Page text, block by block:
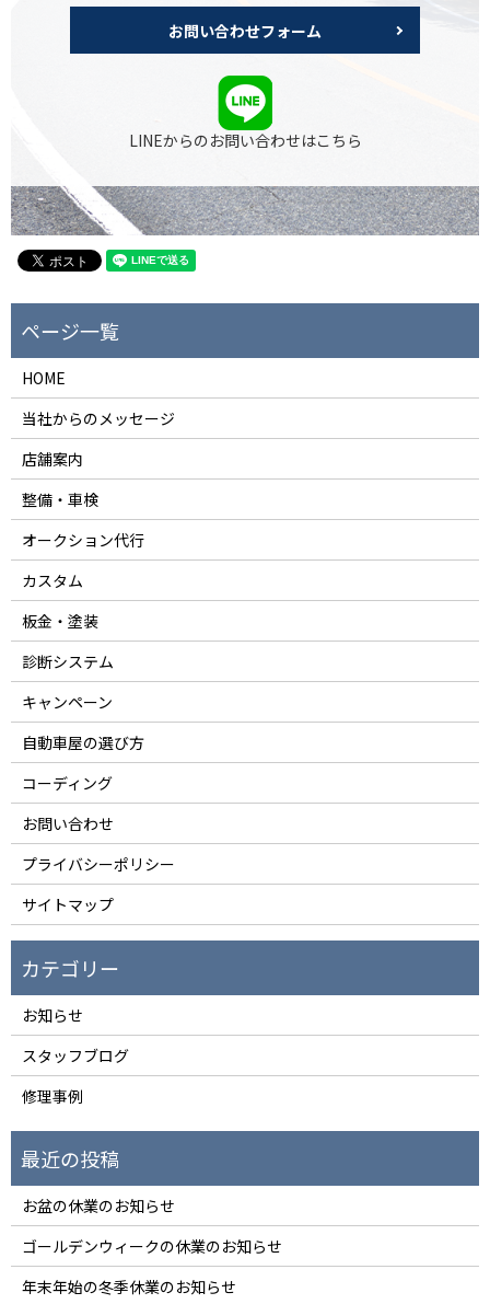
お問い合わせフォーム
LINEからのお問い合わせはこちら
HOME
当社からのメッセージ
店舗案内
整備・車検
オークション代行
カスタム
板金・塗装
診断システム
キャンペーン
自動車屋の選び方
コーディング
お問い合わせ
プライバシーポリシー
サイトマップ
お知らせ
スタッフブログ
修理事例
お盆の休業のお知らせ
ゴールデンウィークの休業のお知らせ
年末年始の冬季休業のお知らせ